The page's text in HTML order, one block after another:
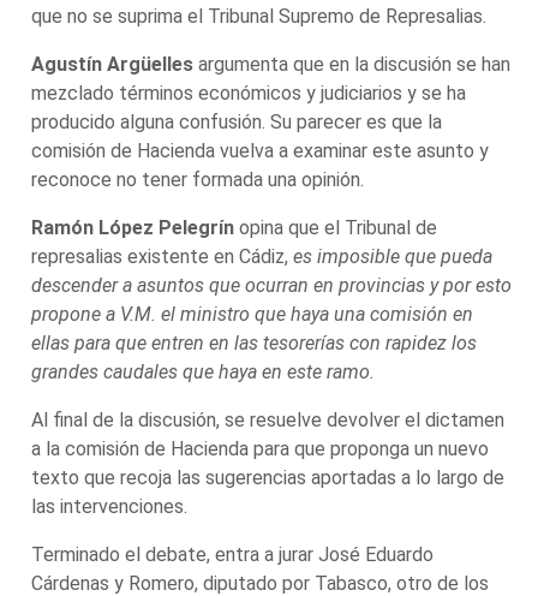
que no se suprima el Tribunal Supremo de Represalias.
Agustín Argüelles argumenta que en la discusión se han
mezclado términos económicos y judiciarios y se ha
producido alguna confusión. Su parecer es que la
comisión de Hacienda vuelva a examinar este asunto y
reconoce no tener formada una opinión.
Ramón López Pelegrín opina que el Tribunal de
represalias existente en Cádiz,es imposible que pueda
descender a asuntos que ocurran en provincias y por esto
propone a V.M. el ministro que haya una comisión en
ellas para que entren en las tesorerías con rapidez los
grandes caudales que haya en este ramo.
Al final de la discusión, se resuelve devolver el dictamen
a la comisión de Hacienda para que proponga un nuevo
texto que recoja las sugerencias aportadas a lo largo de
las intervenciones.
Terminado el debate, entra a jurar José Eduardo
Cárdenas y Romero, diputado por Tabasco, otro de los